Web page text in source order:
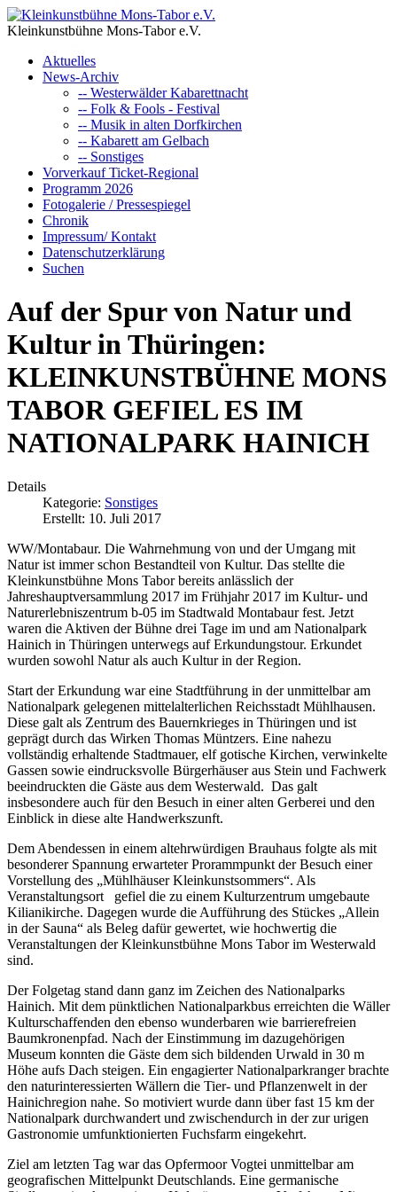
Kleinkunstbühne Mons-Tabor e.V.
Aktuelles
News-Archiv
-- Westerwälder Kabarettnacht
-- Folk & Fools - Festival
-- Musik in alten Dorfkirchen
-- Kabarett am Gelbach
-- Sonstiges
Vorverkauf Ticket-Regional
Programm 2026
Fotogalerie / Pressespiegel
Chronik
Impressum/ Kontakt
Datenschutzerklärung
Suchen
Auf der Spur von Natur und
Kultur in Thüringen:
KLEINKUNSTBÜHNE MONS
TABOR GEFIEL ES IM
NATIONALPARK HAINICH
Details
Kategorie: Sonstiges
Erstellt: 10. Juli 2017
WW/Montabaur. Die Wahrnehmung von und der Umgang mit
Natur ist immer schon Bestandteil von Kultur. Das stellte die
Kleinkunstbühne Mons Tabor bereits anlässlich der
Jahreshauptversammlung 2017 im Frühjahr 2017 im Kultur- und
Naturerlebniszentrum b-05 im Stadtwald Montabaur fest. Jetzt
waren die Aktiven der Bühne drei Tage im und am Nationalpark
Hainich in Thüringen unterwegs auf Erkundungstour. Erkundet
wurden sowohl Natur als auch Kultur in der Region.
Start der Erkundung war eine Stadtführung in der unmittelbar am
Nationalpark gelegenen mittelalterlichen Reichsstadt Mühlhausen.
Diese galt als Zentrum des Bauernkrieges in Thüringen und ist
geprägt durch das Wirken Thomas Müntzers. Eine nahezu
vollständig erhaltende Stadtmauer, elf gotische Kirchen, verwinkelte
Gassen sowie eindrucksvolle Bürgerhäuser aus Stein und Fachwerk
beeindruckten die Gäste aus dem Westerwald. Das galt
insbesondere auch für den Besuch in einer alten Gerberei und den
Einblick in diese alte Handwerkszunft.
Dem Abendessen in einem altehrwürdigen Brauhaus folgte als mit
besonderer Spannung erwarteter Prorammpunkt der Besuch einer
Vorstellung des „Mühlhäuser Kleinkunstsommers“. Als
Veranstaltungsort gefiel die zu einem Kulturzentrum umgebaute
Kilianikirche. Dagegen wurde die Aufführung des Stückes „Allein
in der Sauna“ als Beleg dafür gewertet, wie hochwertig die
Veranstaltungen der Kleinkunstbühne Mons Tabor im Westerwald
sind.
Der Folgetag stand dann ganz im Zeichen des Nationalparks
Hainich. Mit dem pünktlichen Nationalparkbus erreichten die Wäller
Kulturschaffenden den ebenso wunderbaren wie barrierefreien
Baumkronenpfad. Nach der Einstimmung im dazugehörigen
Museum konnten die Gäste dem sich bildenden Urwald in 30 m
Höhe aufs Dach steigen. Ein engagierter Nationalparkranger brachte
den naturinteressierten Wällern die Tier- und Pflanzenwelt in der
Hainichregion nahe. So motiviert wurde dann über fast 15 km der
Nationalpark durchwandert und zwischendurch in der zur urigen
Gastronomie umfunktionierten Fuchsfarm eingekehrt.
Ziel am letzten Tag war das Opfermoor Vogtei unmittelbar am
geografischen Mittelpunkt Deutschlands. Eine germanische